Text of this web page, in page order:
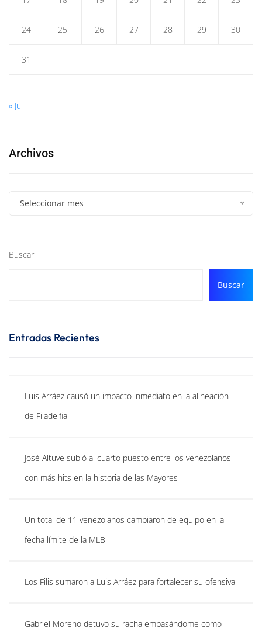
24 25 26 27 28 29 30
31
« Jul
Archivos
Seleccionar mes
Buscar
Buscar
Entradas Recientes
Luis Arráez causó un impacto inmediato en la alineación
de Filadelfia
José Altuve subió al cuarto puesto entre los venezolanos
con más hits en la historia de las Mayores
Un total de 11 venezolanos cambiaron de equipo en la
fecha límite de la MLB
Los Filis sumaron a Luis Arráez para fortalecer su ofensiva
Gabriel Moreno detuvo su racha embasándome como